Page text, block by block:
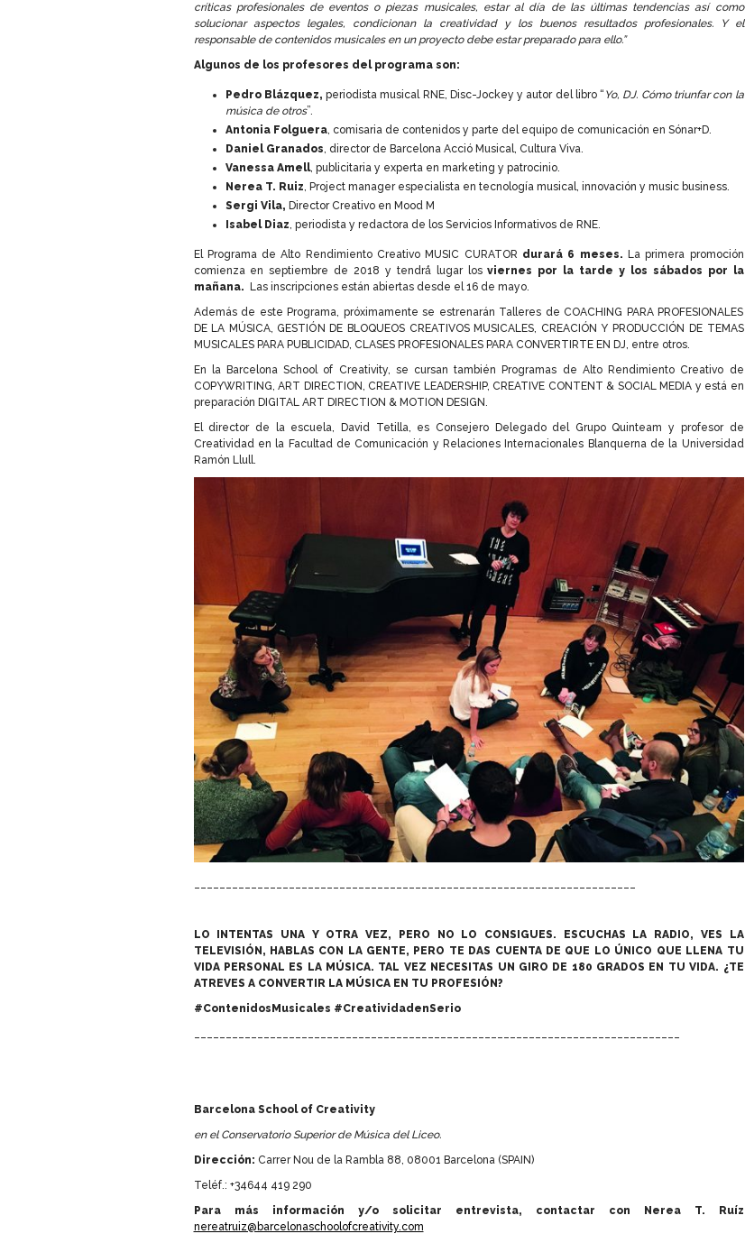
críticas profesionales de eventos o piezas musicales, estar al día de las últimas tendencias así como
solucionar aspectos legales, condicionan la creatividad y los buenos resultados profesionales. Y el
responsable de contenidos musicales en un proyecto debe estar preparado para ello.”
Algunos de los profesores del programa son:
Pedro Blázquez, periodista musical RNE, Disc-Jockey y autor del libro “ Yo, DJ. Cómo triunfar con la
música de otros”.
Antonia Folguera, comisaria de contenidos y parte del equipo de comunicación en Sónar+D.
Daniel Granados, director de Barcelona Acció Musical, Cultura Viva.
Vanessa Amell, publicitaria y experta en marketing y patrocinio.
Nerea T. Ruiz, Project manager especialista en tecnología musical, innovación y music business.
Sergi Vila, Director Creativo en Mood M
Isabel Diaz, periodista y redactora de los Servicios Informativos de RNE.
El Programa de Alto Rendimiento Creativo MUSIC CURATOR durará 6 meses. La primera promoción
comienza en septiembre de 2018 y tendrá́ lugar losviernes por la tarde y los sábados por la
mañana. Las inscripciones están abiertas desde el 16 de mayo.
Además de este Programa, próximamente se estrenarán Talleres de COACHING PARA PROFESIONALES
DE LA MÚSICA, GESTIÓN DE BLOQUEOS CREATIVOS MUSICALES, CREACIÓN Y PRODUCCIÓN DE TEMAS
MUSICALES PARA PUBLICIDAD, CLASES PROFESIONALES PARA CONVERTIRTE EN DJ, entre otros.
En la Barcelona School of Creativity, se cursan también Programas de Alto Rendimiento Creativo de
COPYWRITING, ART DIRECTION, CREATIVE LEADERSHIP, CREATIVE CONTENT & SOCIAL MEDIA y está en
preparación DIGITAL ART DIRECTION & MOTION DESIGN.
El director de la escuela, David Tetilla, es Consejero Delegado del Grupo Quinteam y profesor de
Creatividad en la Facultad de Comunicación y Relaciones Internacionales Blanquerna de la Universidad
Ramón Llull.
LO INTENTAS UNA Y OTRA VEZ, PERO NO LO CONSIGUES. ESCUCHAS LA RADIO, VES LA
TELEVISIÓN, HABLAS CON LA GENTE, PERO TE DAS CUENTA DE QUE LO ÚNICO QUE LLENA TU
VIDA PERSONAL ES LA MÚSICA. TAL VEZ NECESITAS UN GIRO DE 180 GRADOS EN TU VIDA. ¿TE
ATREVES A CONVERTIR LA MÚSICA EN TU PROFESIÓN?
#ContenidosMusicales #CreatividadenSerio
Barcelona School of Creativity
en el Conservatorio Superior de Música del Liceo.
Dirección: Carrer Nou de la Rambla 88, 08001 Barcelona (SPAIN)
Teléf.: +34644 419 290
Para más información y/o solicitar entrevista, contactar con Nerea T. Ruíz
nereatruiz@barcelonaschoolofcreativity.com